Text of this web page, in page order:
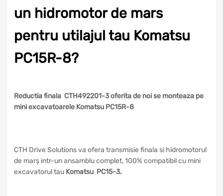
un hidromotor de mars
pentru utilajul tau Komatsu
PC15R-8?
Reductia finala CTH492201-3 oferita de noi se monteaza pe
mini excavatoarele Komatsu PC15R-8
CTH Drive Solutions va ofera transmisie finala si hidromotorul
de marș intr-un ansamblu complet, 100% compatibil cu mini
excavatorul tau Komatsu PC15-3.